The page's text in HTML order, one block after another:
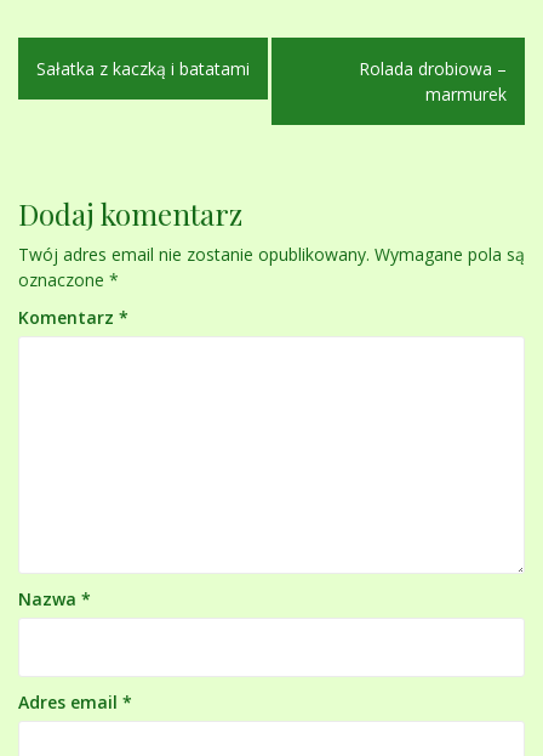
Nawigacja
wpisu
Sałatka z kaczką i batatami
Rolada drobiowa –
marmurek
Dodaj komentarz
Twój adres email nie zostanie opublikowany. Wymagane pola są
oznaczone *
Komentarz *
Nazwa *
Adres email *